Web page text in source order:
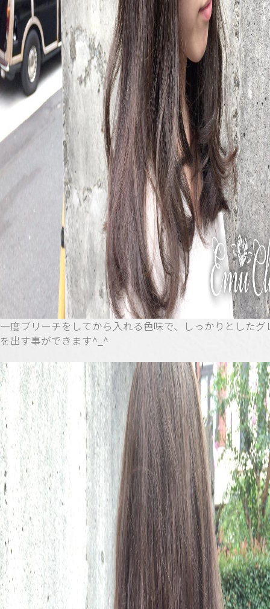
一度ブリーチをしてから入れる色味で、しっかりとしたグ
を出す事ができます^_^